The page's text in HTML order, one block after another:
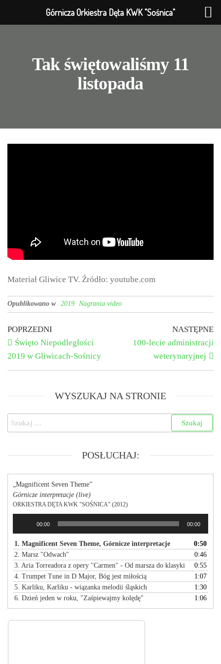
Tak świętowaliśmy 11
listopada
Materiał Gliwice TV. Źródło: youtube.com
Opublikowano w 2019 Nagrania video
POPRZEDNI
Święto Niepodległości
2019 w Gliwicach-Sośnicy
NASTĘPNE
100-lecie administracji
weterynaryjnej
WYSZUKAJ NA STRONIE
POSŁUCHAJ:
„Magnificent Seven Theme”
Górnicze interpretacje (live)
ORKIESTRA DĘTA KWK "SOŚNICA" (2012)
00:00 00:00
1. Magnificent Seven Theme, Górnicze interpretacje
0:50
2. Marsz "Odwach"
0:46
3. Aria Torreadora z opery "Carmen" - Od marsza do klasyki
0:55
4. Trumpet Tune in D Major, Bóg jest miłością
1:07
5. Karliku, Karliku - wiązanka melodii śląskich
1:30
6. Dzień jeden w roku, "Zaśpiewajmy kolędę"
1:06
Górnicza Orkiestra Dęta KWK "Sośnica"